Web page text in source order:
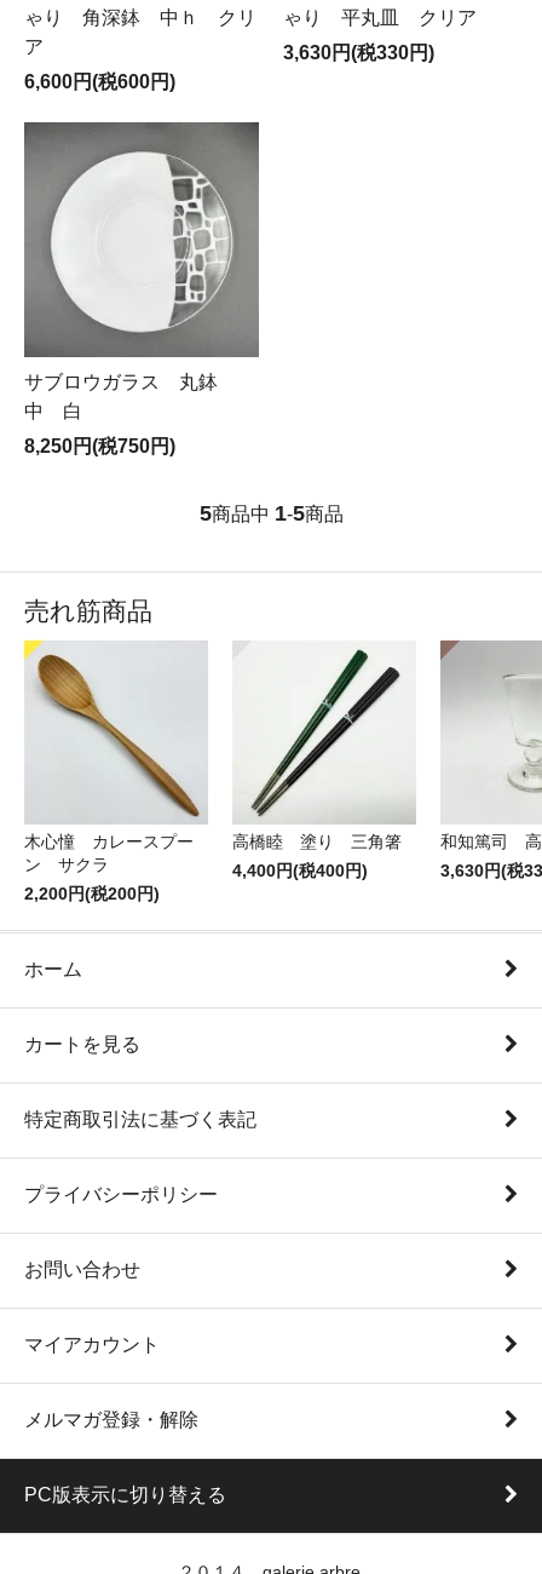
ゃり 角深鉢 中ｈ クリ
ア
6,600円(税600円)
ゃり 平丸皿 クリア
3,630円(税330円)
サブロウガラス 丸鉢
中 白
8,250円(税750円)
5商品中 1-5商品
売れ筋商品
木心憧 カレースプー
ン サクラ
2,200円(税200円)
高橋睦 塗り 三角箸
4,400円(税400円)
和知篤司
3,630円(税
ホーム
カートを見る
特定商取引法に基づく表記
プライバシーポリシー
お問い合わせ
マイアカウント
メルマガ登録・解除
PC版表示に切り替える